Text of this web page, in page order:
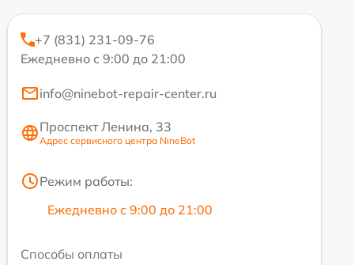
+7 (831) 231-09-76
Ежедневно с 9:00 до 21:00
info@ninebot-repair-center.ru
Проспект Ленина, 33
Адрес сервисного центра NineBot
Режим работы:
Ежедневно с 9:00 до 21:00
Способы оплаты